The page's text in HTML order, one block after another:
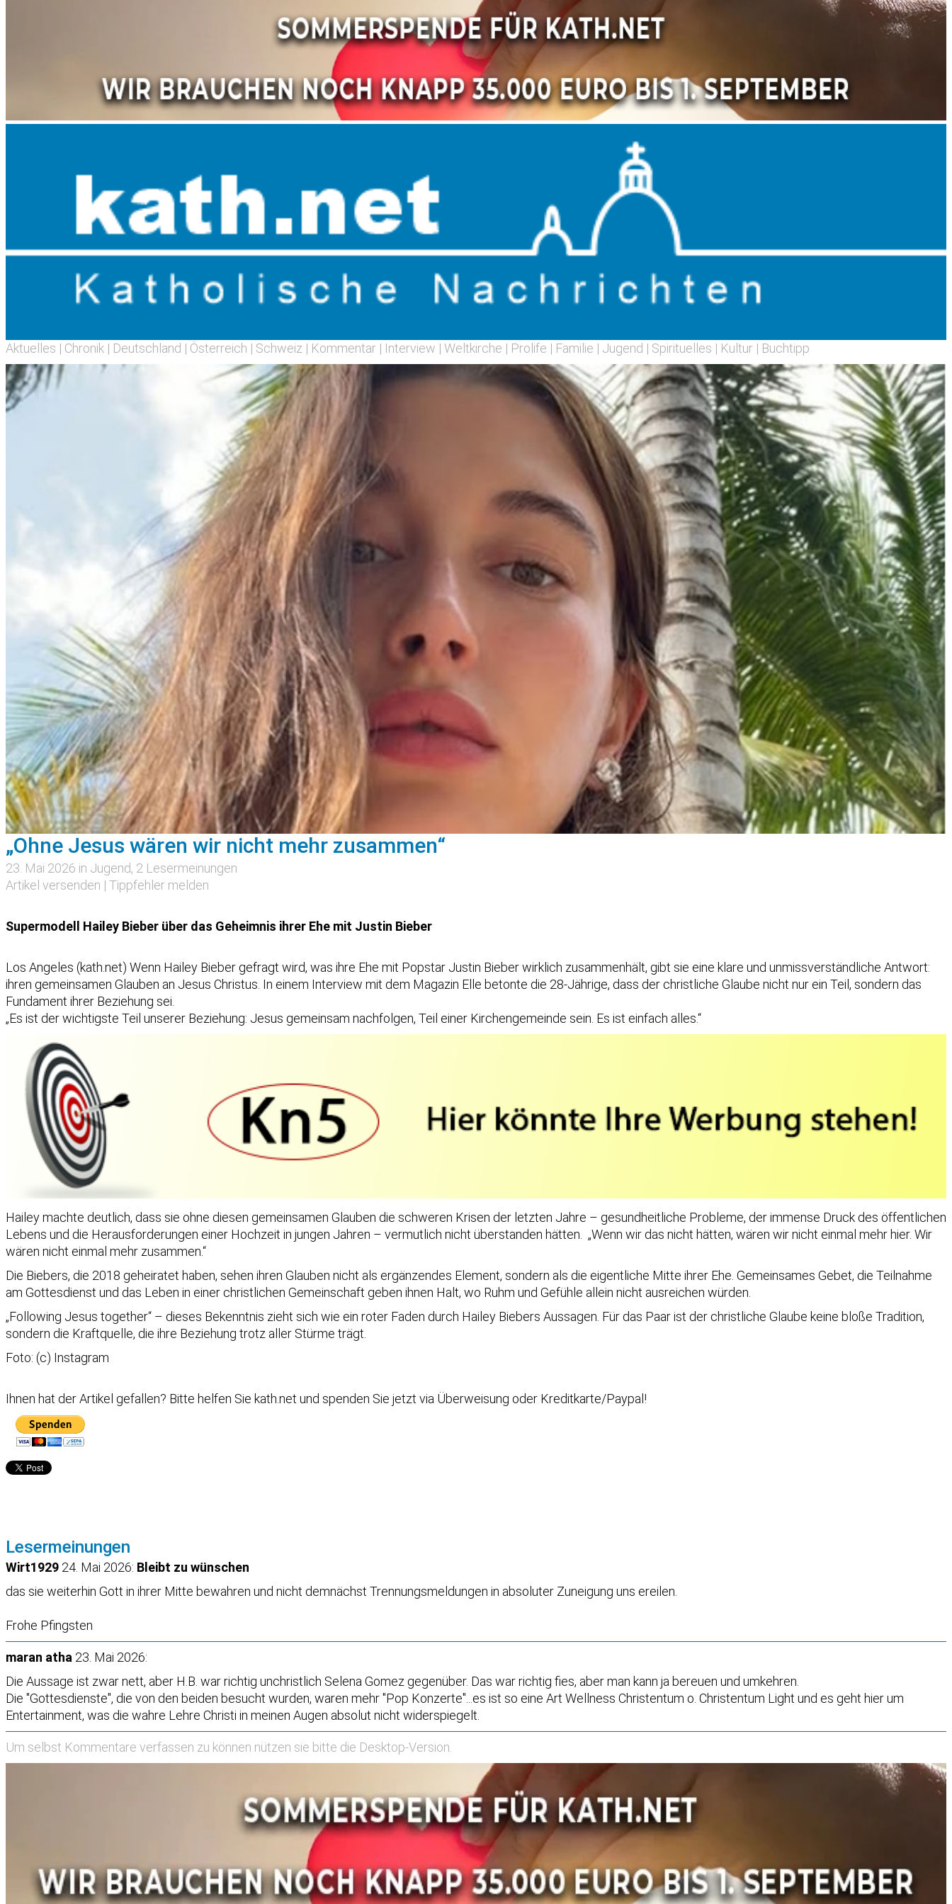
Aktuelles | Chronik | Deutschland | Österreich | Schweiz | Kommentar | Interview | Weltkirche | Prolife | Familie | Jugend | Spirituelles | Kultur | Buchtipp
„Ohne Jesus wären wir nicht mehr zusammen“
23. Mai 2026 in Jugend, 2 Lesermeinungen
Artikel versenden | Tippfehler melden
Supermodell Hailey Bieber über das Geheimnis ihrer Ehe mit Justin Bieber
Los Angeles (kath.net) Wenn Hailey Bieber gefragt wird, was ihre Ehe mit Popstar Justin Bieber wirklich zusammenhält, gibt sie eine klare und unmissverständliche Antwort:
ihren gemeinsamen Glauben an Jesus Christus. In einem Interview mit dem Magazin Elle betonte die 28-Jährige, dass der christliche Glaube nicht nur ein Teil, sondern das
Fundament ihrer Beziehung sei.
„Es ist der wichtigste Teil unserer Beziehung: Jesus gemeinsam nachfolgen, Teil einer Kirchengemeinde sein. Es ist einfach alles.“
Hailey machte deutlich, dass sie ohne diesen gemeinsamen Glauben die schweren Krisen der letzten Jahre – gesundheitliche Probleme, der immense Druck des öffentlichen
Lebens und die Herausforderungen einer Hochzeit in jungen Jahren – vermutlich nicht überstanden hätten. „Wenn wir das nicht hätten, wären wir nicht einmal mehr hier. Wir
wären nicht einmal mehr zusammen.“
Die Biebers, die 2018 geheiratet haben, sehen ihren Glauben nicht als ergänzendes Element, sondern als die eigentliche Mitte ihrer Ehe. Gemeinsames Gebet, die Teilnahme
am Gottesdienst und das Leben in einer christlichen Gemeinschaft geben ihnen Halt, wo Ruhm und Gefühle allein nicht ausreichen würden.
„Following Jesus together“ – dieses Bekenntnis zieht sich wie ein roter Faden durch Hailey Biebers Aussagen. Für das Paar ist der christliche Glaube keine bloße Tradition,
sondern die Kraftquelle, die ihre Beziehung trotz aller Stürme trägt.
Foto: (c) Instagram
Ihnen hat der Artikel gefallen? Bitte helfen Sie kath.net und spenden Sie jetzt via Überweisung oder Kreditkarte/Paypal!
Lesermeinungen
Wirt1929 24. Mai 2026: Bleibt zu wünschen
das sie weiterhin Gott in ihrer Mitte bewahren und nicht demnächst Trennungsmeldungen in absoluter Zuneigung uns ereilen.
Frohe Pfingsten
maran atha 23. Mai 2026:
Die Aussage ist zwar nett, aber H.B. war richtig unchristlich Selena Gomez gegenüber. Das war richtig fies, aber man kann ja bereuen und umkehren.
Die "Gottesdienste", die von den beiden besucht wurden, waren mehr "Pop Konzerte"...es ist so eine Art Wellness Christentum o. Christentum Light und es geht hier um
Entertainment, was die wahre Lehre Christi in meinen Augen absolut nicht widerspiegelt.
Um selbst Kommentare verfassen zu können nützen sie bitte die Desktop-Version.